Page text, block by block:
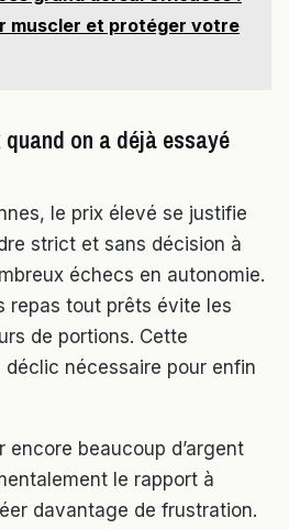
muscler et protéger votre
on a déjà essayé
le prix élevé se justifie
strict et sans décision à
échecs en autonomie.
repas tout prêts évite les
de portions. Cette
nécessaire pour enfin
encore beaucoup d’argent
le rapport à
davantage de frustration.